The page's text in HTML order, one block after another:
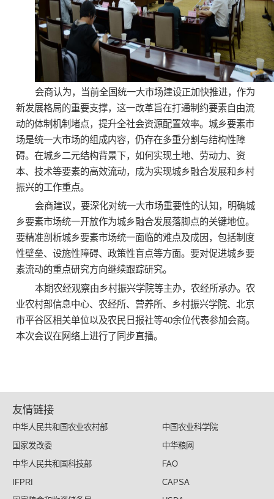
会商认为，当前全国统一大市场建设正加快推进，作为
新发展格局的重要支撑，这一改革旨在打通制约要素自由流
动的体制机制堵点，提升全社会资源配置效率。城乡要素市
场是统一大市场的组成内容，仍存在多重分割与结构性障
碍。在城乡二元结构背景下，如何实现土地、劳动力、资
本、技术等要素的高效流动，成为实现城乡融合发展和乡村
振兴的工作重点。
会商建议，要深化对统一大市场重要性的认知，明确城
乡要素市场统一开放作为城乡融合发展落脚点的关键地位。
要精准剖析城乡要素市场统一面临的难点及成因，包括制度
性壁垒、设施性障碍、政策性盲点等方面。要对促进城乡要
素流动的重点研究方向继续跟踪研究。
本期农经观察由乡村振兴学院等主办，农经所承办。农
业农村部信息中心、农经所、营养所、乡村振兴学院、北京
市平谷区相关单位以及农民日报社等40余位代表参加会商。
本次会议在网络上进行了同步直播。
友情链接
中华人民共和国农业农村部
中国农业科学院
国家发改委
中华粮网
中华人民共和国科技部
FAO
IFPRI
CAPSA